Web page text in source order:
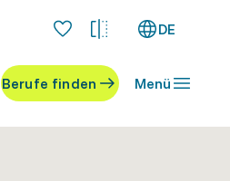
DE
Berufe finden Menü